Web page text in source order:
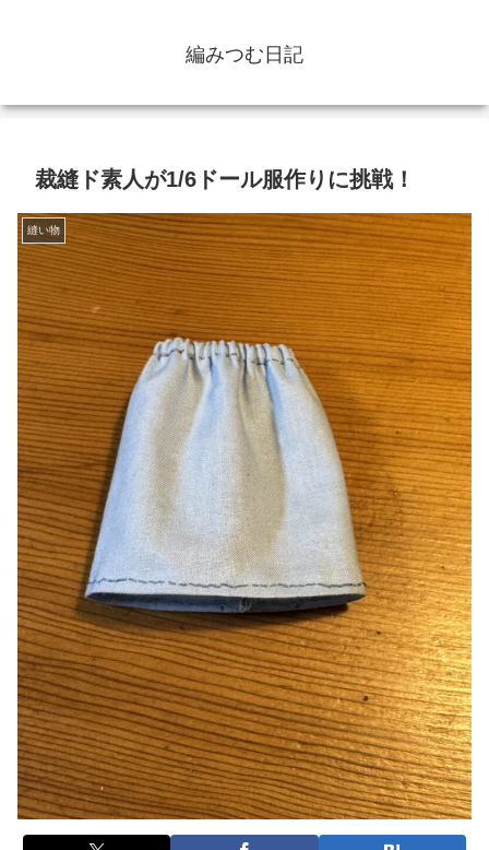
編みつむ日記
裁縫ド素人が1/6ドール服作りに挑戦！
縫い物